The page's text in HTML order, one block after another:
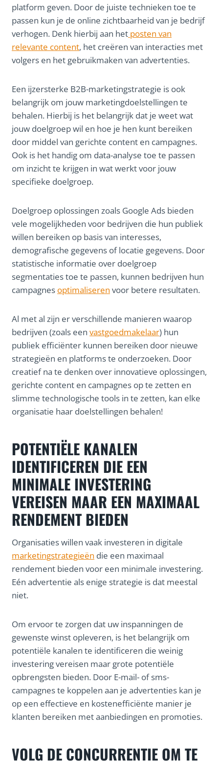
platform geven. Door de juiste technieken toe te
passen kun je de online zichtbaarheid van je bedrijf
verhogen. Denk hierbij aan het posten van
relevante content, het creëren van interacties met
volgers en het gebruikmaken van advertenties.
Een ijzersterke B2B-marketingstrategie is ook
belangrijk om jouw marketingdoelstellingen te
behalen. Hierbij is het belangrijk dat je weet wat
jouw doelgroep wil en hoe je hen kunt bereiken
door middel van gerichte content en campagnes.
Ook is het handig om data-analyse toe te passen
om inzicht te krijgen in wat werkt voor jouw
specifieke doelgroep.
Doelgroep oplossingen zoals Google Ads bieden
vele mogelijkheden voor bedrijven die hun publiek
willen bereiken op basis van interesses,
demografische gegevens of locatie gegevens. Door
statistische informatie over doelgroep
segmentaties toe te passen, kunnen bedrijven hun
campagnes optimaliseren voor betere resultaten.
Al met al zijn er verschillende manieren waarop
bedrijven (zoals een vastgoedmakelaar) hun
publiek efficiënter kunnen bereiken door nieuwe
strategieën en platforms te onderzoeken. Door
creatief na te denken over innovatieve oplossingen,
gerichte content en campagnes op te zetten en
slimme technologische tools in te zetten, kan elke
organisatie haar doelstellingen behalen!
POTENTIËLE KANALEN
IDENTIFICEREN DIE EEN
MINIMALE INVESTERING
VEREISEN MAAR EEN MAXIMAAL
RENDEMENT BIEDEN
Organisaties willen vaak investeren in digitale
marketingstrategieën die een maximaal
rendement bieden voor een minimale investering.
Eén advertentie als enige strategie is dat meestal
niet.
Om ervoor te zorgen dat uw inspanningen de
gewenste winst opleveren, is het belangrijk om
potentiële kanalen te identificeren die weinig
investering vereisen maar grote potentiële
opbrengsten bieden. Door E-mail- of sms-
campagnes te koppelen aan je advertenties kan je
op een effectieve en kostenefficiënte manier je
klanten bereiken met aanbiedingen en promoties.
VOLG DE CONCURRENTIE OM TE